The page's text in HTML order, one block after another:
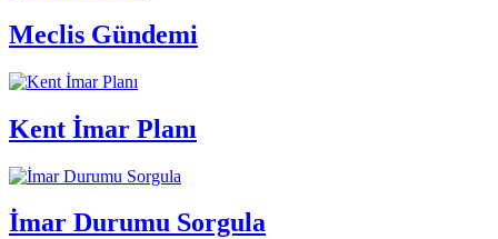
Meclis Gündemi
Kent İmar Planı
İmar Durumu Sorgula